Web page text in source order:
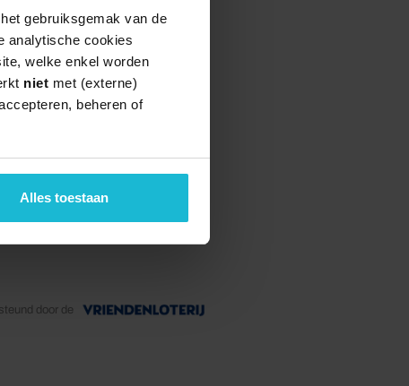
gebruiksgemak van de
analytische cookies
welke enkel worden
niet met (externe)
beheren of
Alles toestaan
door de